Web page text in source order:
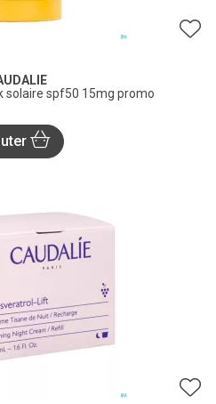
solaire spf50 15mg promo